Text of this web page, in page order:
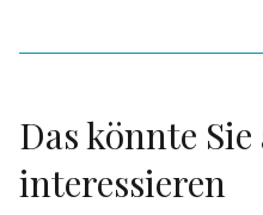
Das könnte
interessieren